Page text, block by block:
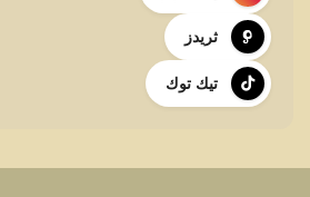
ثريدز
تيك توك